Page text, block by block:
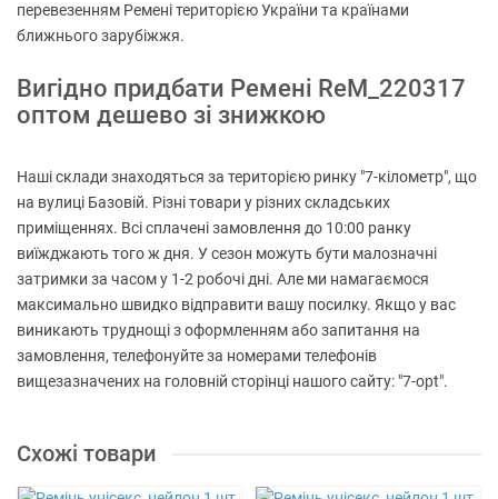
перевезенням Ремені територією України та країнами
ближнього зарубіжжя.
Вигідно придбати Ремені ReM_220317
оптом дешево зі знижкою
Наші склади знаходяться за територією ринку "7-кілометр", що
на вулиці Базовій. Різні товари у різних складських
приміщеннях. Всі сплачені замовлення до 10:00 ранку
виїжджають того ж дня. У сезон можуть бути малозначні
затримки за часом у 1-2 робочі дні. Але ми намагаємося
максимально швидко відправити вашу посилку. Якщо у вас
виникають труднощі з оформленням або запитання на
замовлення, телефонуйте за номерами телефонів
вищезазначених на головній сторінці нашого сайту: "7-opt".
Схожі товари